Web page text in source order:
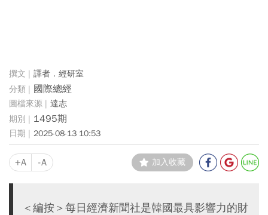
譯者．經研室
國際總經
達志
1495期
2025-08-13 10:53
+A -A 加入收藏
＜編按＞每日經濟新聞社是韓國最具影響力的財